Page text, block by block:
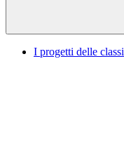
I progetti delle classi